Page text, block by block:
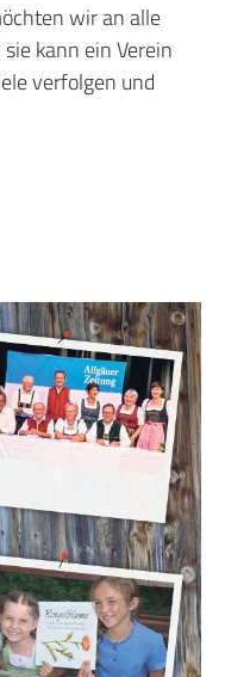
wir an alle
kann ein Verein
verfolgen und